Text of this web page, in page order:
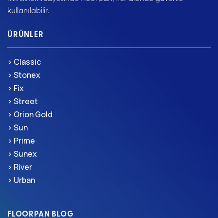
dekorasyon anlayışını benimseyen kullanıcılar için
oldukça idealdir. Aynı zamanda toz ve kirin birikmesini
7 mm kalınlığa sahip bulaminat parkemodeli, düşük profilli
yapısıyla zemin uygulamalarında pratiklik sağlar. İnce
yapısına rağmen AC3 – 31. sınıf dayanıklılık standardına
sahip olması ise ürünün kalite düzeyini ortaya koyar.
Günlük kullanıma uygun olan bu sınıf, özellikle ev tipi
kullanımda; oturma odası, yatak odası, çocuk odası gibi
alanlarda yüksek performans gösterir. Ayrıca düşük
Çizilmelere, darbeye ve sürtünmeye karşı dayanıklı
yüzeyiyle uzun yıllar boyunca ilk günkü görünümünü korur.
Floorpan Fix Serisi, montaj kolaylığı ile de kullanıcı dostu
bir deneyim sunar. Akıllı kilit sistemi sayesinde parkeler
birbirine sorunsuz şekilde oturur ve uygulama süresi
sağlar. Parkenin profesyonel ekip olmadan da
kullanılabilir.
ÜRÜNLER
> Classic
> Stonex
> Fix
> Street
> Orion Gold
> Sun
> Prime
> Sunex
> River
> Urban
FLOORPAN BLOG